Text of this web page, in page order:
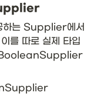
하는 Supplier에서
를 따로 실제 타입
BooleanSupplier